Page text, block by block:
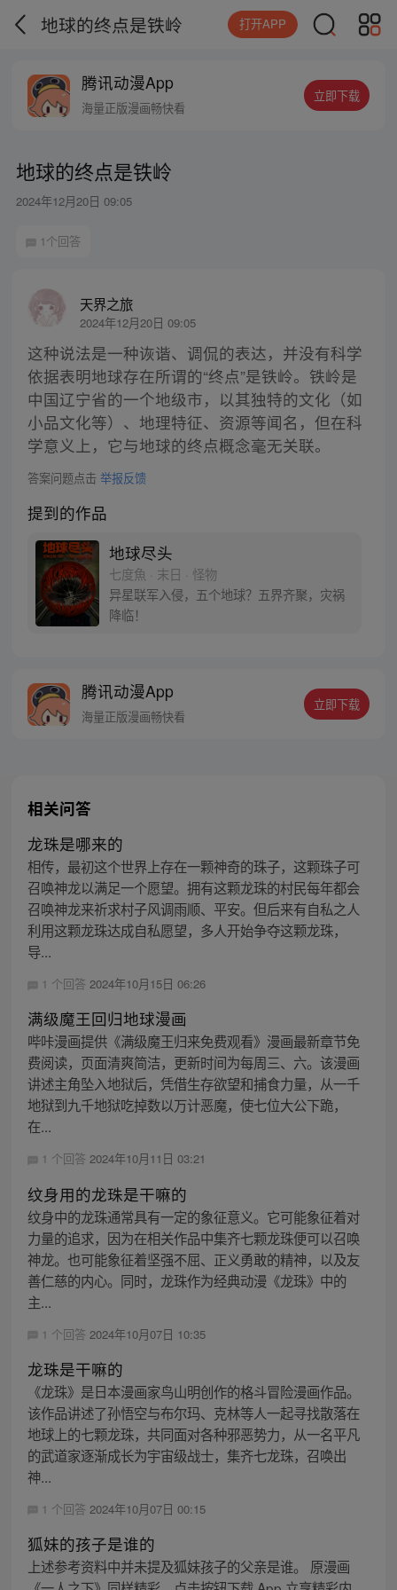
地球的终点是铁岭 打开APP
腾讯动漫App
海量正版漫画畅快看
立即下载
地球的终点是铁岭
2024年12月20日 09:05
1个回答
天界之旅
2024年12月20日 09:05
这种说法是一种诙谐、调侃的表达，并没有科学
依据表明地球存在所谓的“终点”是铁岭。铁岭是
中国辽宁省的一个地级市，以其独特的文化（如
小品文化等）、地理特征、资源等闻名，但在科
学意义上，它与地球的终点概念毫无关联。
答案问题点击 举报反馈
提到的作品
地球尽头
七度魚 · 末日 · 怪物
异星联军入侵，五个地球？五界齐聚，灾祸
降临！
腾讯动漫App
海量正版漫画畅快看
立即下载
相关问答
龙珠是哪来的
相传，最初这个世界上存在一颗神奇的珠子，这颗珠子可
召唤神龙以满足一个愿望。拥有这颗龙珠的村民每年都会
召唤神龙来祈求村子风调雨顺、平安。但后来有自私之人
利用这颗龙珠达成自私愿望，多人开始争夺这颗龙珠，
导...
1 个回答 2024年10月15日 06:26
满级魔王回归地球漫画
哔咔漫画提供《满级魔王归来免费观看》漫画最新章节免
费阅读，页面清爽简洁，更新时间为每周三、六。该漫画
讲述主角坠入地狱后，凭借生存欲望和捕食力量，从一千
地狱到九千地狱吃掉数以万计恶魔，使七位大公下跪，
在...
1 个回答 2024年10月11日 03:21
纹身用的龙珠是干嘛的
纹身中的龙珠通常具有一定的象征意义。它可能象征着对
力量的追求，因为在相关作品中集齐七颗龙珠便可以召唤
神龙。也可能象征着坚强不屈、正义勇敢的精神，以及友
善仁慈的内心。同时，龙珠作为经典动漫《龙珠》中的
主...
1 个回答 2024年10月07日 10:35
龙珠是干嘛的
《龙珠》是日本漫画家鸟山明创作的格斗冒险漫画作品。
该作品讲述了孙悟空与布尔玛、克林等人一起寻找散落在
地球上的七颗龙珠，共同面对各种邪恶势力，从一名平凡
的武道家逐渐成长为宇宙级战士，集齐七龙珠，召唤出
神...
1 个回答 2024年10月07日 00:15
狐妹的孩子是谁的
上述参考资料中并未提及狐妹孩子的父亲是谁。 原漫画